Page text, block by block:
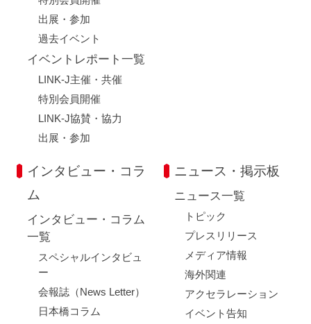
出展・参加
過去イベント
イベントレポート一覧
LINK-J主催・共催
特別会員開催
LINK-J協賛・協力
出展・参加
インタビュー・コラ
ム
インタビュー・コラム
一覧
スペシャルインタビュ
ー
会報誌（News Letter）
日本橋コラム
ニュース・掲示板
ニュース一覧
トピック
プレスリリース
メディア情報
海外関連
アクセラレーション
イベント告知